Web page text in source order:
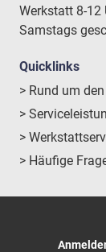
Werkstatt 8-12
Samstags
Quicklinks
> Rund um
>
>
> Häufige